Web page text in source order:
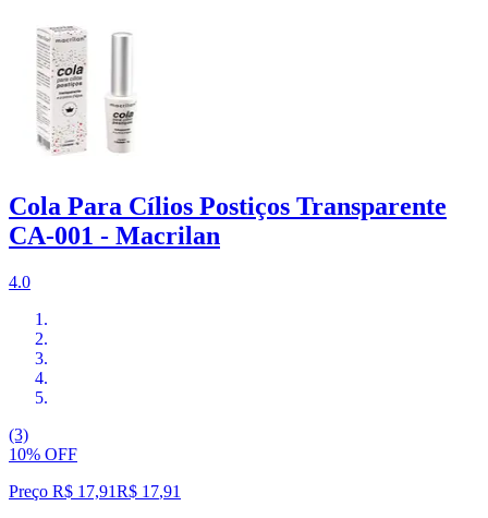
Cola Para Cílios Postiços Transparente
CA-001 - Macrilan
4.0
(3)
10% OFF
Preço R$ 17,91R$ 17,91